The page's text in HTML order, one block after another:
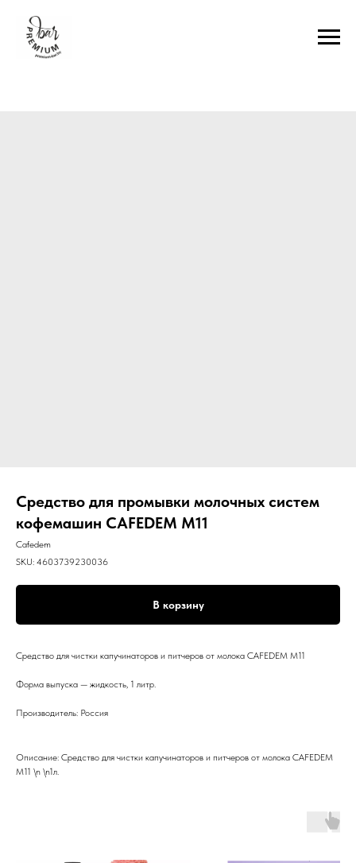
Средство для промывки молочных систем
кофемашин CAFEDEM M11
Cafedem
SKU: 4603739230036
В корзину
Средство для чистки капучинаторов и питчеров от молока CAFEDEM M11
Форма выпуска — жидкость, 1 литр.
Производитель: Россия
Описание: Средство для чистки капучинаторов и питчеров от молока CAFEDEM
M11 \n \n1л.